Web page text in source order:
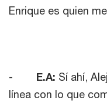
Enrique es quien
- E.A: Sí ahí,
línea con lo que